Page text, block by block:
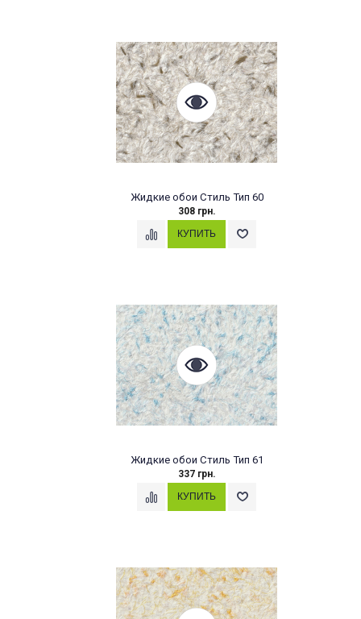
Жидкие обои Стиль Тип 60
308 грн.
Жидкие обои Стиль Тип 61
337 грн.